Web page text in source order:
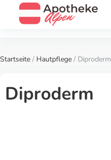
Startseite / Hautpflege / Diproderm
Diproderm